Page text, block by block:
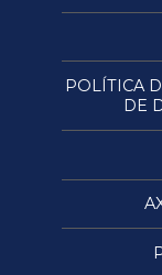
POLÍTICA
DE